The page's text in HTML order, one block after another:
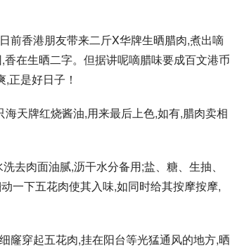
前香港朋友带来二斤X华牌生晒腊肉,煮出嘀
在生晒二字。但据讲呢嘀腊味要成百文港币
正是好日子！
天牌红烧酱油,用来最后上色,如有,腊肉卖相
去肉面油腻,沥干水分备用;盐、糖、生抽、
一下五花肉使其入味,如同时给其按摩按摩,
窿穿起五花肉,挂在阳台等光猛通风的地方,晒